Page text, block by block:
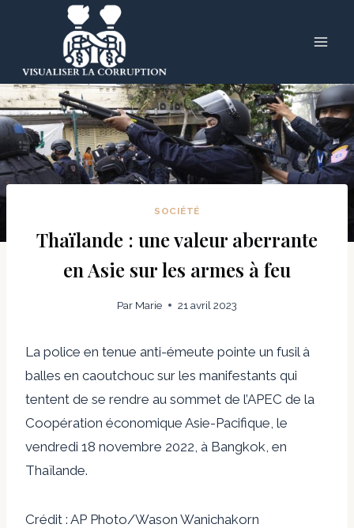
SOCIÉTÉ
Thaïlande : une valeur aberrante
en Asie sur les armes à feu
Par Marie 21 avril 2023
La police en tenue anti-émeute pointe un fusil à
balles en caoutchouc sur les manifestants qui
tentent de se rendre au sommet de l’APEC de la
Coopération économique Asie-Pacifique, le
vendredi 18 novembre 2022, à Bangkok, en
Thaïlande.
Crédit : AP Photo/Wason Wanichakorn